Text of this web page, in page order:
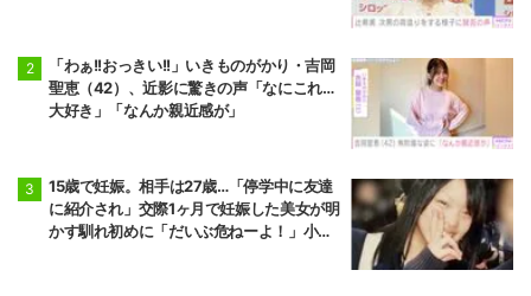
「わぁ!!おっきい!!」いきものがかり・吉岡
聖恵（42）、近影に驚きの声「なにこれ…
大好き」「なんか親近感が」
15歳で妊娠。相手は27歳…「停学中に友達
に紹介され」交際1ヶ月で妊娠した美女が明
かす馴れ初めに「だいぶ危ねーよ！」小森